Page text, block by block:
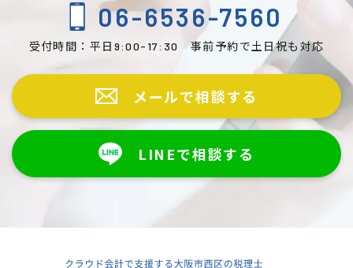
06-6536-7560
受付時間：平日 9:00-17:30 事前予約で土日祝も対応
メールで相談する
LINEで相談する